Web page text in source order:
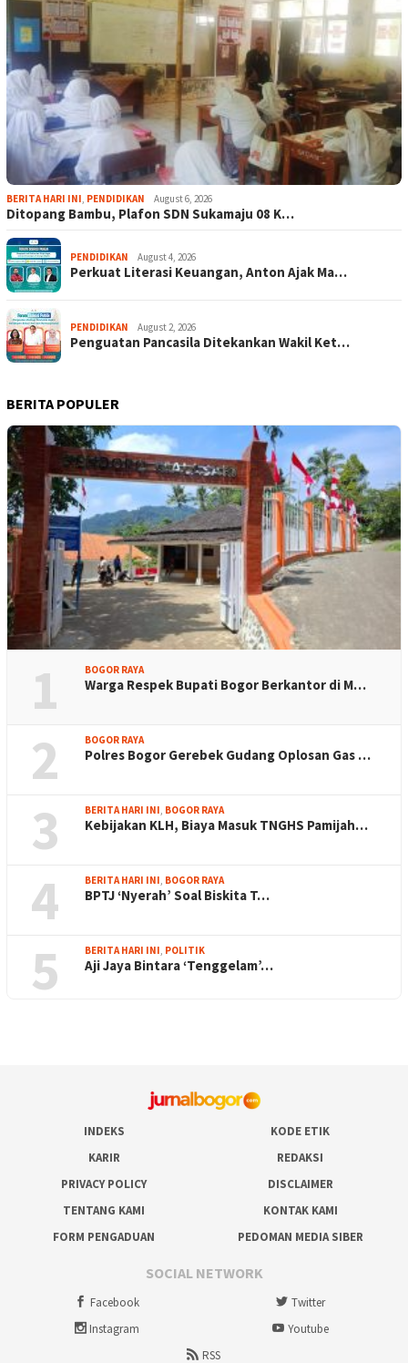
BERITA HARI INI, PENDIDIKAN August 6, 2026
Ditopang Bambu, Plafon SDN Sukamaju 08 K…
PENDIDIKAN August 4, 2026
Perkuat Literasi Keuangan, Anton Ajak Ma…
PENDIDIKAN August 2, 2026
Penguatan Pancasila Ditekankan Wakil Ket…
BERITA POPULER
1 BOGOR RAYA
Warga Respek Bupati Bogor Berkantor di M…
2 BOGOR RAYA
Polres Bogor Gerebek Gudang Oplosan Gas …
3 BERITA HARI INI, BOGOR RAYA
Kebijakan KLH, Biaya Masuk TNGHS Pamijah…
4 BERITA HARI INI, BOGOR RAYA
BPTJ ‘Nyerah’ Soal Biskita T…
5 BERITA HARI INI, POLITIK
Aji Jaya Bintara ‘Tenggelam’…
INDEKS
KODE ETIK
KARIR
REDAKSI
PRIVACY POLICY
DISCLAIMER
TENTANG KAMI
KONTAK KAMI
FORM PENGADUAN
PEDOMAN MEDIA SIBER
SOCIAL NETWORK
Facebook
Twitter
Instagram
Youtube
RSS